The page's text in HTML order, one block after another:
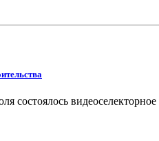
состоялось